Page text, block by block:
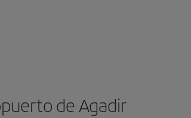
de Agadir